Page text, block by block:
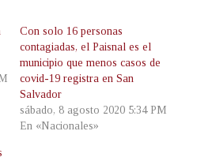
Con solo 16 personas
contagiadas, el Paisnal es el
municipio que menos casos de
covid-19 registra en San
Salvador
sábado, 8 agosto 2020 5:34 PM
En «Nacionales»